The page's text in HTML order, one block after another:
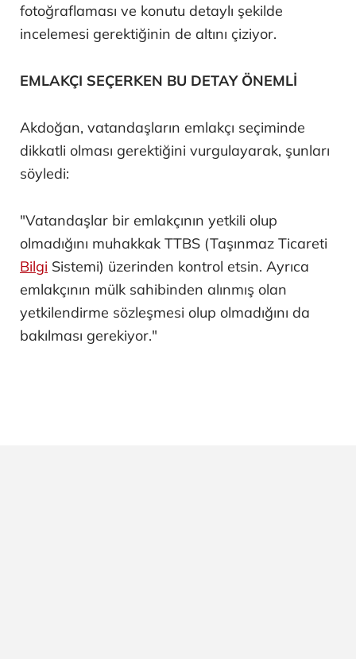
fotoğraflaması ve konutu detaylı şekilde
incelemesi gerektiğinin de altını çiziyor.
EMLAKÇI SEÇERKEN BU DETAY ÖNEMLİ
Akdoğan, vatandaşların emlakçı seçiminde
dikkatli olması gerektiğini vurgulayarak, şunları
söyledi:
"Vatandaşlar bir emlakçının yetkili olup
olmadığını muhakkak TTBS (Taşınmaz Ticareti
Bilgi Sistemi) üzerinden kontrol etsin. Ayrıca
emlakçının mülk sahibinden alınmış olan
yetkilendirme sözleşmesi olup olmadığını da
bakılması gerekiyor."